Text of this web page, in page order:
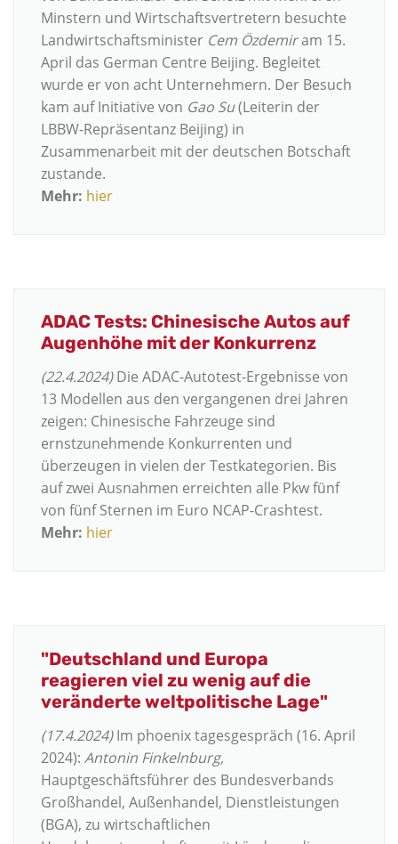
Minstern und Wirtschaftsvertretern besuchte
Landwirtschaftsminister Cem Özdemiram 15.
April das German Centre Beijing. Begleitet
wurde er von acht Unternehmern. Der Besuch
kam auf Initiative von Gao Su(Leiterin der
LBBW-Repräsentanz Beijing) in
Zusammenarbeit mit der deutschen Botschaft
zustande.
Mehr: hier
ADAC Tests: Chinesische Autos auf
Augenhöhe mit der Konkurrenz
(22.4.2024)Die ADAC-Autotest-Ergebnisse von
13 Modellen aus den vergangenen drei Jahren
zeigen: Chinesische Fahrzeuge sind
ernstzunehmende Konkurrenten und
überzeugen in vielen der Testkategorien. Bis
auf zwei Ausnahmen erreichten alle Pkw fünf
von fünf Sternen im Euro NCAP-Crashtest.
Mehr: hier
"Deutschland und Europa
reagieren viel zu wenig auf die
veränderte weltpolitische Lage"
(17.4.2024)Im phoenix tagesgespräch (16. April
2024): Antonin Finkelnburg,
Hauptgeschäftsführer des Bundesverbands
Großhandel, Außenhandel, Dienstleistungen
(BGA), zu wirtschaftlichen